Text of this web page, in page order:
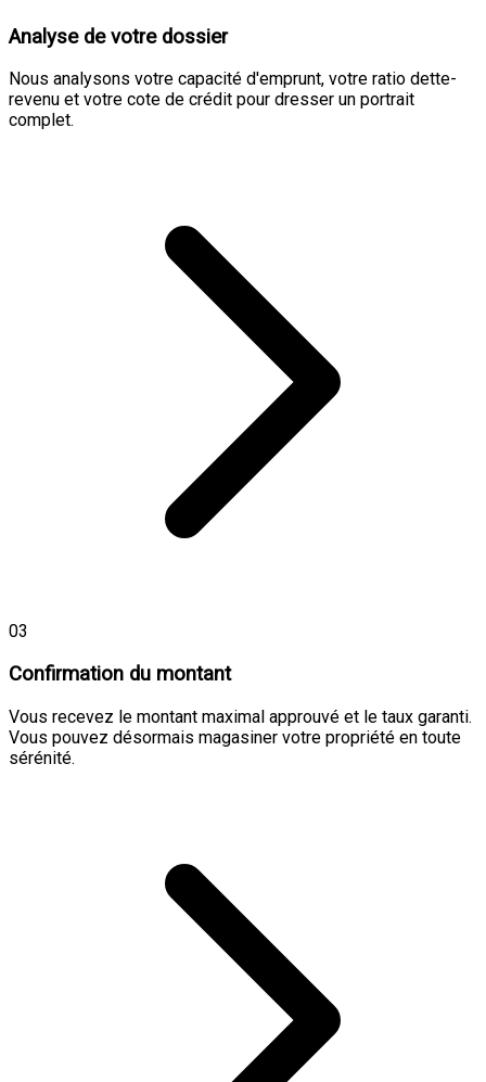
Analyse de votre dossier
Nous analysons votre capacité d'emprunt, votre ratio dette-
revenu et votre cote de crédit pour dresser un portrait
complet.
03
Confirmation du montant
Vous recevez le montant maximal approuvé et le taux garanti.
Vous pouvez désormais magasiner votre propriété en toute
sérénité.